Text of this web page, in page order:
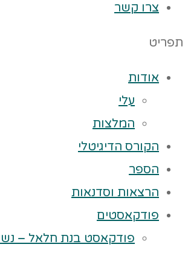
צרו קשר
תפריט
אודות
עלי
המלצות
הקורס הדיגיטלי
הספר
הרצאות וסדנאות
פודקאסטים
פודקאסט בנת חלאל –